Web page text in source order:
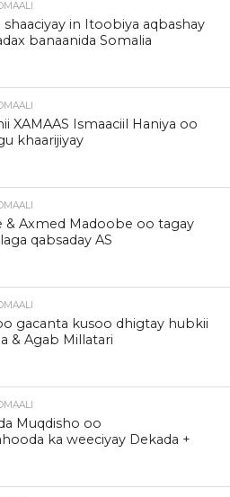
in Itoobiya aqbashay
banaanida Somalia
XAMAAS Ismaaciil Haniya oo
khaarijiyay
& Axmed Madoobe oo tagay
qabsaday AS
gacanta kusoo dhigtay hubkii
& Agab Millatari
Muqdisho oo
ka weeciyay Dekada +